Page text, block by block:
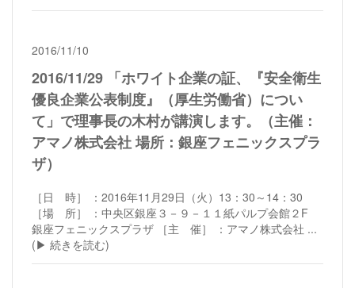
2016/11/10
2016/11/29 「ホワイト企業の証、『安全衛生
優良企業公表制度』（厚生労働省）につい
て」で理事長の木村が講演します。（主催：
アマノ株式会社 場所：銀座フェニックスプラ
ザ）
［日 時］ ：2016年11月29日（火）13：30～14：30
［場 所］ ：中央区銀座３－９－１１紙パルプ会館２F
銀座フェニックスプラザ ［主 催］ ：アマノ株式会社 ...
(▶︎ 続きを読む)